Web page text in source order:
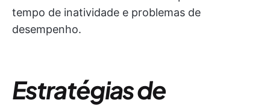
tempo de inatividade e problemas de
desempenho.
Estratégias de